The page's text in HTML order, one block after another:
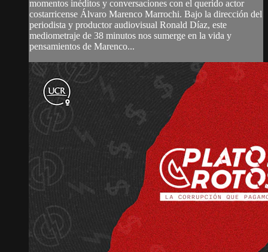
momentos inéditos y conversaciones con el querido actor
costarricense Álvaro Marenco Marrochi. Bajo la dirección del
periodista y productor audiovisual Ronald Díaz, este
mediometraje de 38 minutos nos sumerge en la vida y
pensamientos de Marenco...